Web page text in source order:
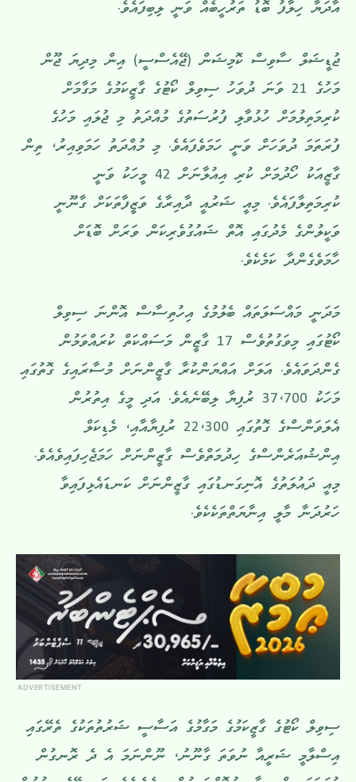
އާދަޔާ ހިލާފު ބޮޑު ތަރުހީބެއް ވަނީ ލިބިފައެވެ.
ޖުޑީޝަލް ސާވިސް ކޮމިޝަން (ޖޭއެސްސީ) އިން މިދިޔަ ޖޫން
މަހުގެ 21 ވަނަ ދުވަހު ސިވިލް ކޯޓުގެ ގާޒީކަމުގެ މަގާމަށް
ކުރިމަތިލުމަށް ހުޅުވާލި ފުރުސަތުގެ މުއްދަތު މި ޖުލައި މަހުގެ
ފުރަތަމަ ދުވަހަށް ވަނީ ހަމަވެފައެވެ. މި މުއްދަތު ހަމަވިއިރު، ތިން
ގާޒީއަކު ހޯދުމަށް ކުރި އިއުލާނަށް 42 މީހަކު ވަނީ
ކުރިމަތިލާފައެވެ. މިއީ ޝަރުއީ ދާއިރާގެ ވަޒީފާތަކަށް ގާނޫނީ
ވަކީލުންގެ މެދުގައި އޮތް ޝައުގުވެރިކަން ވަރަށް ބޮޑަށް
ހާމަވެގެންދާ ކަމެކެވެ.
މަދަނީ މައްސަލަތައް ބެލުމުގެ އިހުތިސާސް އޮންނަ ސިވިލް
ކޯޓުގައި މިވަގުތުވެސް 17 ގާޒީން މަސައްކަތް ކުރައްވަމުން
ގެންދަވައެވެ. އަލަށް އައްޔަންކުރާ ގާޒީންނަށް މުސާރައިގެ ގޮތުގައި
މަހަކު 37،700 ރުފިޔާ ލިބޭނެއެވެ. އަދި މީގެ އިތުރުން
އެލަވަންސްގެ ގޮތުގައި 22،300 ރުފިޔާއާއި، މެޑިކަލް
އިންޝުއަރެންސްގެ ހިދުމަތްވެސް ގާޒީންނަށް ހަމަޖެހިފައިވެއެވެ.
މިއީ ދައުލަތުގެ އޮނިގަނޑުގައި ގާޒީންނަށް ކަނޑައެޅިފައިވާ
ހަރުދަނާ މާލީ އިނާޔަތްތަކެކެވެ.
ADVERTISEMENT
ސިވިލް ކޯޓުގެ ގާޒީކަމުގެ މަގާމުގެ އަސާސީ ޝަރުތުތަކުގެ ތެރޭގައި
އިސްލާމީ ޝަރީއާ ނުވަތަ ގާނޫނު، ނޫންނަމަ އެ ދެ ރޮނގުން